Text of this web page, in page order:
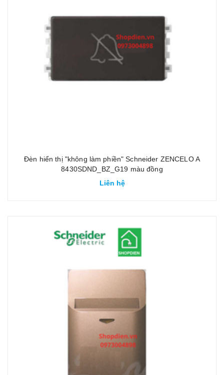
Đèn hiển thị "không làm phiền" Schneider ZENCELO A
8430SDND_BZ_G19 màu đồng
Liên hệ